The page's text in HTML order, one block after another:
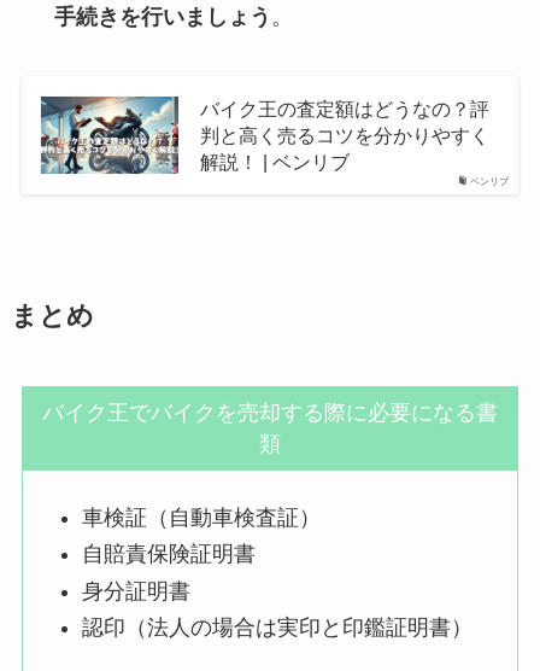
手続きを行いましょう 。
ベンリブ
バイク王の査定額はどうなの？評
判と高く売るコツを分かりやすく
解説！ | ベンリブ
まとめ
バイク王でバイクを売却する際に必要になる書
類
車検証（自動車検査証）
自賠責保険証明書
身分証明書
認印（法人の場合は実印と印鑑証明書）